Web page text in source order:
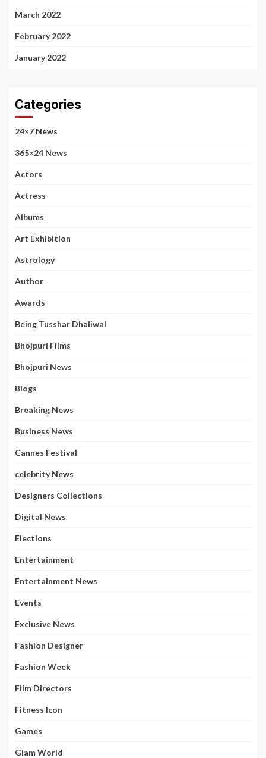
March 2022
February 2022
January 2022
Categories
24×7 News
365×24 News
Actors
Actress
Albums
Art Exhibition
Astrology
Author
Awards
Being Tusshar Dhaliwal
Bhojpuri Films
Bhojpuri News
Blogs
Breaking News
Business News
Cannes Festival
celebrity News
Designers Collections
Digital News
Elections
Entertainment
Entertainment News
Events
Exclusive News
Fashion Designer
Fashion Week
Film Directors
Fitness Icon
Games
Glam World